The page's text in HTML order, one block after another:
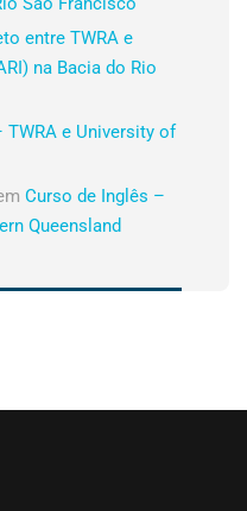
entre TWRA e
na Bacia do Rio
TWRA e University of
Curso de Inglês –
Queensland